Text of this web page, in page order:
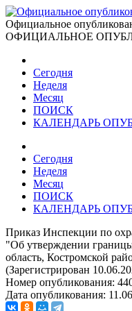
Официальное
ОФИЦИАЛЬНОЕ
Сегодня
Неделя
Месяц
ПОИСК
КАЛЕНДАРЬ
Сегодня
Неделя
Месяц
ПОИСК
КАЛЕНДАРЬ
Приказ Инспекции по
"Об утверждении границы
область, Костромской
(Зарегистрирован
Номер опубликования:
Дата опубликования: